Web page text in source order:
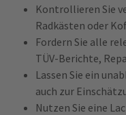
Kontrollieren Sie
Radkästen oder
Fordern Sie alle
TÜV-Berichte,
Lassen Sie ein
auch zur
Nutzen Sie eine